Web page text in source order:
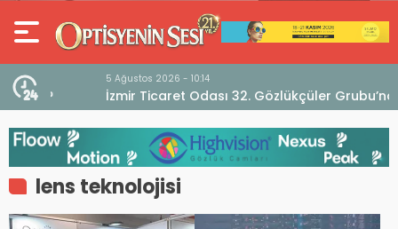
5 Ağustos 2026 - 10:14
İzmir Ticaret Odası 32. Gözlükçüler Grubu’ndan
TEBD II DigitaliSME Dijital Dönüşüm Projesi açıklaması
lens teknolojisi